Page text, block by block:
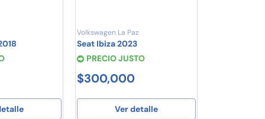
Volkswagen La Paz
Seat Ibiza 2023
PRECIO JUSTO
$300,000
Ver detalle